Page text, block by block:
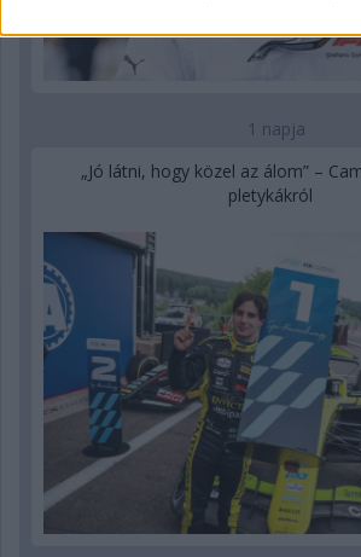
1 napja
„Jó látni, hogy közel az álom” –
pletykákról